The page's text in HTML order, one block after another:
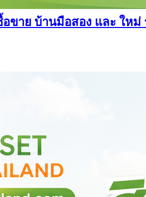
อขาย บ้านมือสอง และ ให